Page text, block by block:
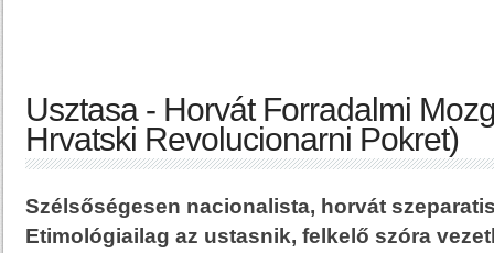
Usztasa - Horvát Forradalmi
Hrvatski Revolucionarni Pokret)
Szélsőségesen nacionalista, horvát
Etimológiailag az ustasnik, felkelő szóra